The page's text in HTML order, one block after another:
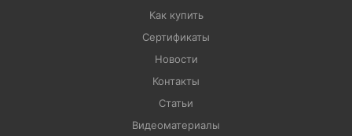
Как купить
Сертификаты
Новости
Контакты
Статьи
Видеоматериалы